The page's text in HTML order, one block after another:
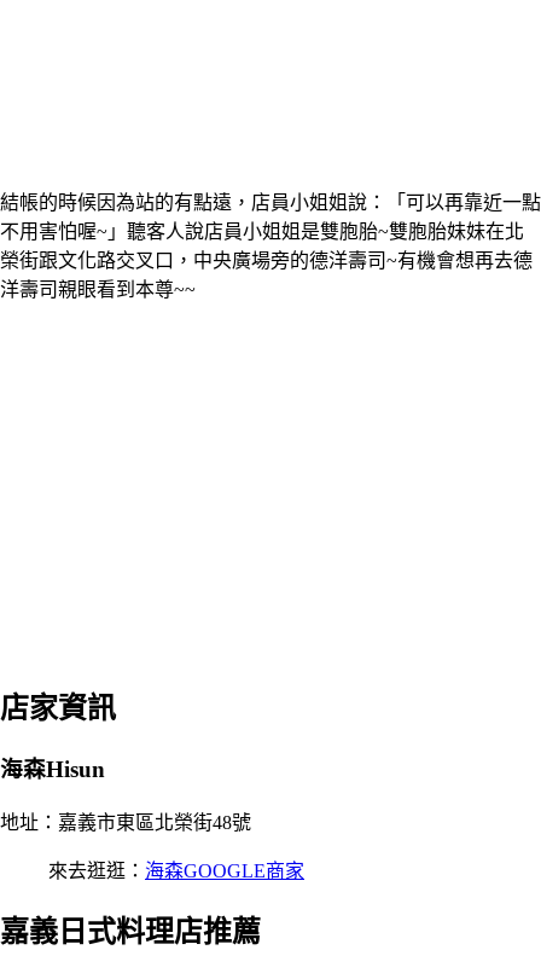
結帳的時候因為站的有點遠，店員小姐姐說：「可以再靠近一點
不用害怕喔~」聽客人說店員小姐姐是雙胞胎~雙胞胎妹妹在北
榮街跟文化路交叉口，中央廣場旁的德洋壽司~有機會想再去德
洋壽司親眼看到本尊~~
店家資訊
海森Hisun
地址：嘉義市東區北榮街48號
來去逛逛： 海森GOOGLE商家
嘉義日式料理店推薦